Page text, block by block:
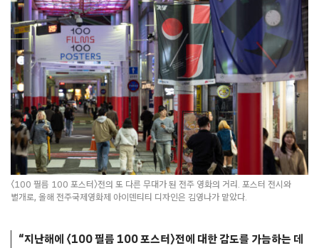
〈100 필름 100 포스터〉전의 또 다른 무대가 된 전주 영화의 거리. 포스터 전시와
별개로, 올해 전주국제영화제 아이덴티티 디자인은 김영나가 맡았다.
“지난해에 〈100 필름 100 포스터〉전에 대한 감도를 가늠하는 데